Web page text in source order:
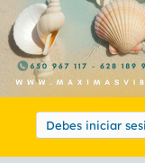
Debes iniciar